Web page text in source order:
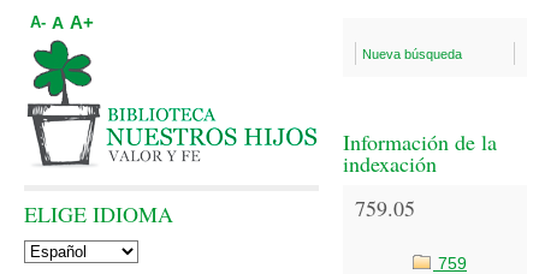
Nueva búsqueda
Información de la
indexación
759.05
759
A- A A+
ELIGE IDIOMA